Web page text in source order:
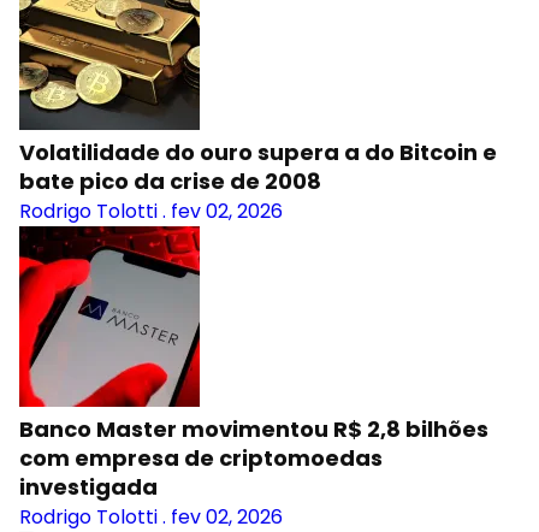
Volatilidade do ouro supera a do Bitcoin e
bate pico da crise de 2008
Rodrigo Tolotti. fev 02, 2026
Banco Master movimentou R$ 2,8 bilhões
com empresa de criptomoedas
investigada
Rodrigo Tolotti. fev 02, 2026